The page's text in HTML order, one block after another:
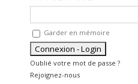
Garder en mémoire
Oublié votre mot de passe ?
Rejoignez-nous